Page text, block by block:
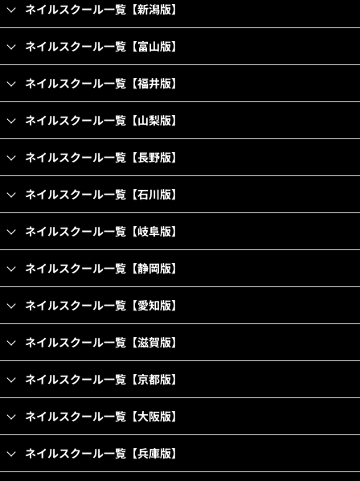
ネイルスクール一覧【新潟版】
ネイルスクール一覧【富山版】
ネイルスクール一覧【福井版】
ネイルスクール一覧【山梨版】
ネイルスクール一覧【長野版】
ネイルスクール一覧【石川版】
ネイルスクール一覧【岐阜版】
ネイルスクール一覧【静岡版】
ネイルスクール一覧【愛知版】
ネイルスクール一覧【滋賀版】
ネイルスクール一覧【京都版】
ネイルスクール一覧【大阪版】
ネイルスクール一覧【兵庫版】